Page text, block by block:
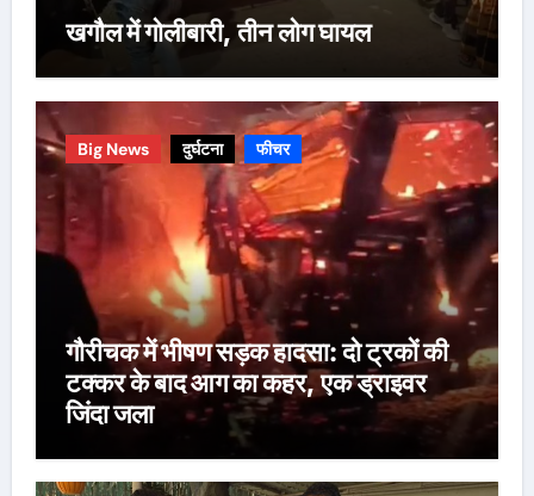
खगौल में गोलीबारी, तीन लोग घायल
Big News दुर्घटना फीचर
गौरीचक में भीषण सड़क हादसा: दो ट्रकों की
टक्कर के बाद आग का कहर, एक ड्राइवर
जिंदा जला